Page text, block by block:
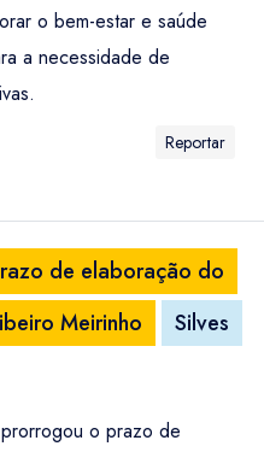
o bem-estar e saúde
a necessidade de
Reportar
de elaboração do
Meirinho
Silves
o prazo de